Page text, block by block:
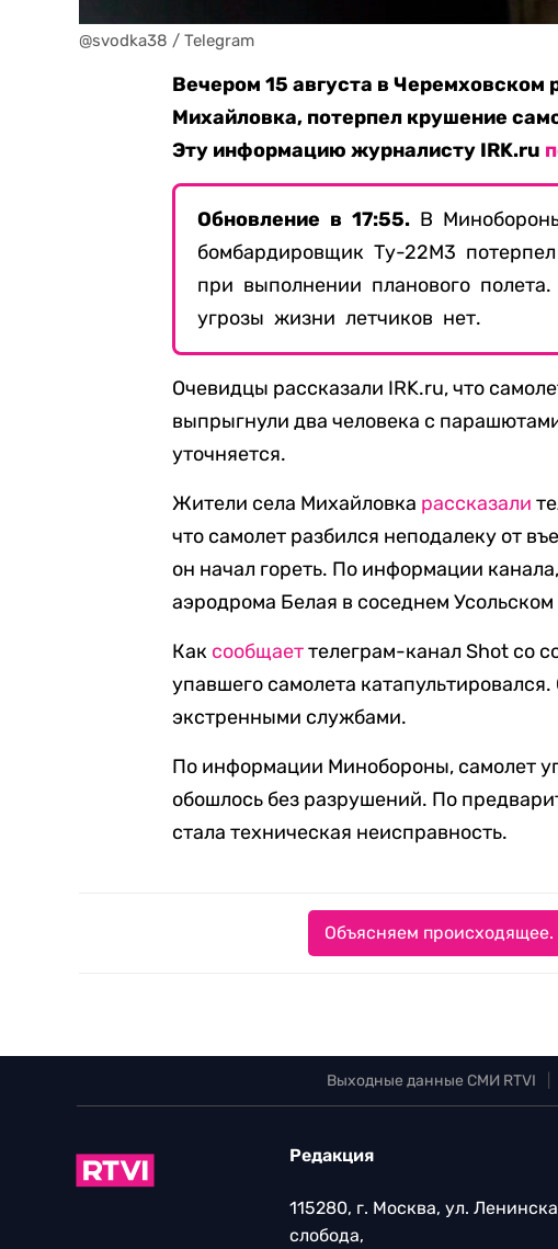
@svodka38 / Telegram
Вечером 15 августа в Черемховском
Михайловка, потерпел крушение
Эту информацию журналисту IRK.ru
Обновление в 17:55. В
бомбардировщик Ту-22М3
при выполнении планового
угрозы жизни летчиков нет.
Очевидцы рассказали IRK.ru, что
выпрыгнули два человека с
уточняется.
Жители села Михайловка рассказали
что самолет разбился неподалеку от
он начал гореть. По информации
аэродрома Белая в соседнем
Как сообщаеттелеграм-канал Shot со
упавшего самолета
экстренными службами.
По информации Минобороны, самолет
обошлось без разрушений. По
стала техническая неисправность.
Объясняем происходящее.
Выходные данные СМИ RTVI
Редакция
115280, г. Москва, ул.
слобода,